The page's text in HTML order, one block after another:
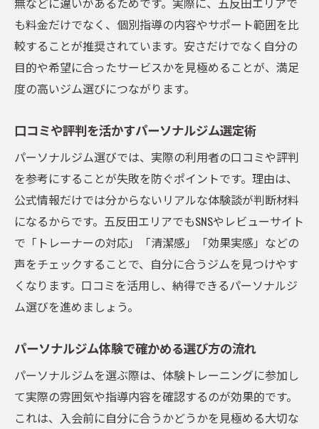
も料金だけでなく、個別指導の内容やサポート範囲を比
較することが推奨されています。安さだけでなく自分の
目的や希望に合ったサービスかを見極めることが、満足
度の高いジム選びにつながります。
口コミや評判を活かすパーソナルジム選定術
パーソナルジム選びでは、実際の利用者の口コミや評判
を参考にすることが失敗を防ぐポイントです。理由は、
公式情報だけでは分からないリアルな体験談が判断材料
になるからです。五反田エリアでもSNSやレビューサイト
で「トレーナーの対応」「清潔感」「効果実感」などの
声をチェックすることで、自分に合うジムを見つけやす
くなります。口コミを活用し、納得できるパーソナルジ
ム選びを進めましょう。
パーソナルジム体験で確かめる選び方の流れ
パーソナルジムを選ぶ際は、体験トレーニングに参加し
て実際の雰囲気や指導内容を確認するのが効果的です。
これは、入会前に自分に合うかどうかを見極める大切な